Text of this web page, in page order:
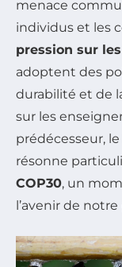
menace
individus et les
pression sur
adoptent des
durabilité et de
sur les
prédécesseur,
résonne
COP30, un
l’avenir de